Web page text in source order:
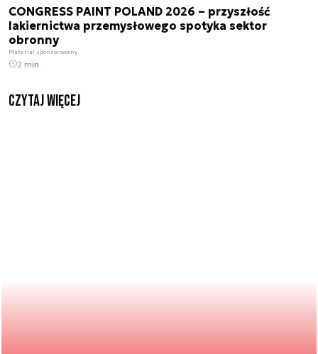
CONGRESS PAINT POLAND 2026 – przyszłość
lakiernictwa przemysłowego spotyka sektor
obronny
Materiał sponsorowany
2 min.
czytaj więcej